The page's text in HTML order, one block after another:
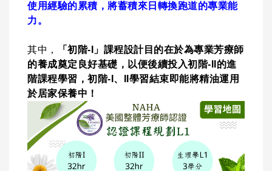
使用經驗的累積，將蓄積來日轉換跑道的專業能
力。
其中，
「初階-I」課程設計目的在於為專業芳療師
的養成奠定良好基礎，以便後續投入初階-II的進
階課程學習，初階-I、II學習結束即能將精油運用
於居家保養中！